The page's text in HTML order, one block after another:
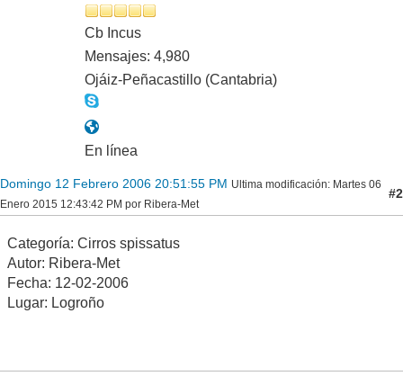
Cb Incus
Mensajes: 4,980
Ojáiz-Peñacastillo (Cantabria)
En línea
Domingo 12 Febrero 2006 20:51:55 PM Ultima modificación: Martes 06
Enero 2015 12:43:42 PM por Ribera-Met
#2
Categoría: Cirros spissatus
Autor: Ribera-Met
Fecha: 12-02-2006
Lugar: Logroño